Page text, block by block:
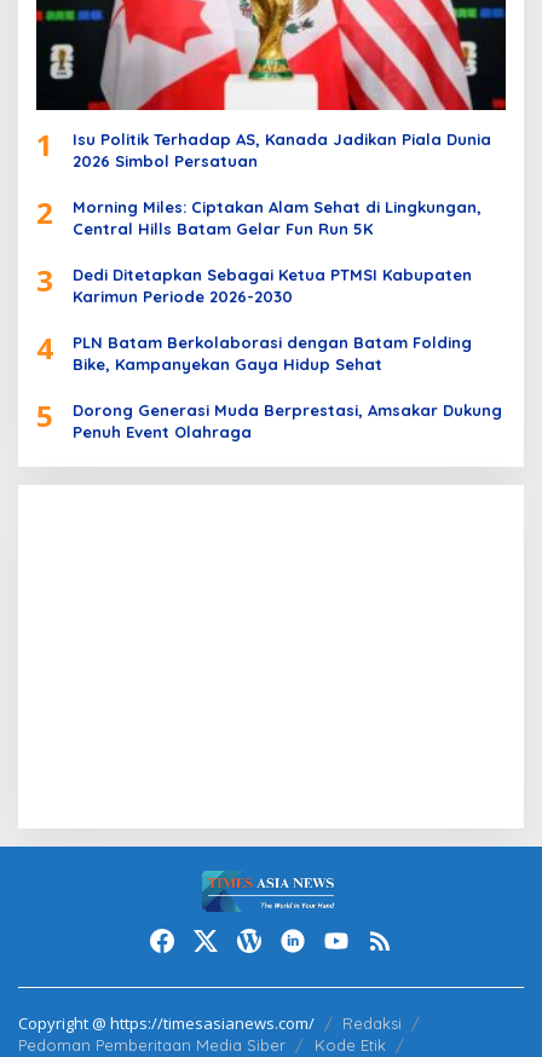
1
Isu Politik Terhadap AS, Kanada Jadikan Piala Dunia
2026 Simbol Persatuan
2
Morning Miles: Ciptakan Alam Sehat di Lingkungan,
Central Hills Batam Gelar Fun Run 5K
3
Dedi Ditetapkan Sebagai Ketua PTMSI Kabupaten
Karimun Periode 2026-2030
4
PLN Batam Berkolaborasi dengan Batam Folding
Bike, Kampanyekan Gaya Hidup Sehat
5
Dorong Generasi Muda Berprestasi, Amsakar Dukung
Penuh Event Olahraga
Copyright @ https://timesasianews.com/
Redaksi
Pedoman Pemberitaan Media Siber
Kode Etik